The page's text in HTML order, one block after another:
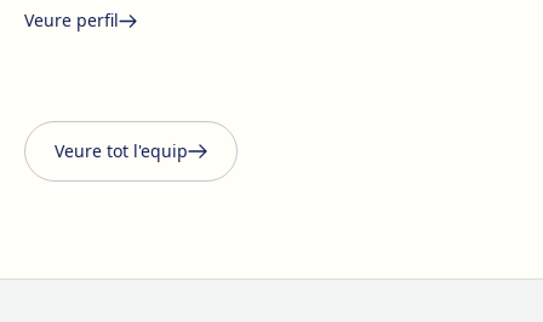
Veure perfil
Veure tot l'equip